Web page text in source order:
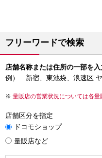
フリーワードで検索
店舗名称または住所の一部を
例） 新宿、東池袋、浪速区
量販店の営業状況については各量
店舗区分を指定
ドコモショップ
量販店など